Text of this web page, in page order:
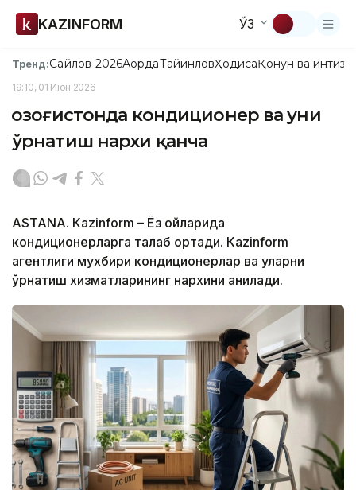
KAZINFORM ЎЗ
Тренд:Сайлов-2026АқордаТайинловҲодисаҚонун ва
19:10, 01 Июн 2026
Қозоғистонда кондиционер ва уни
ўрнатиш нархи қанча
ASTANА. Каzinform – Ёз ойларида
кондиционерларга талаб ортади. Каzinform
агентлиги мухбири кондиционерлар ва уларни
ўрнатиш хизматларининг нархини аниқлади.